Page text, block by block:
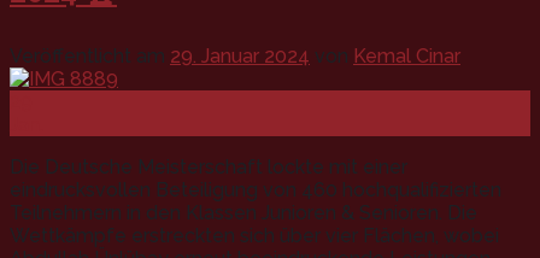
Veröffentlicht am 29. Januar 2024 von Kemal Cinar
Die Deutsche Meisterschaft lockte mit einer
eindrucksvollen Beteiligung von 460 hochqualifizierten
Teilnehmern in den Klassen Junioren & Senioren. Die
Wettkämpfe erstreckten sich über vier Flächen, wobei